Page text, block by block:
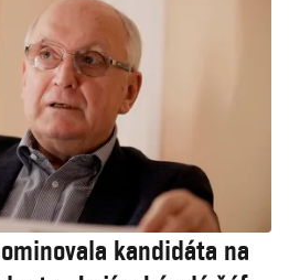
kandidáta na